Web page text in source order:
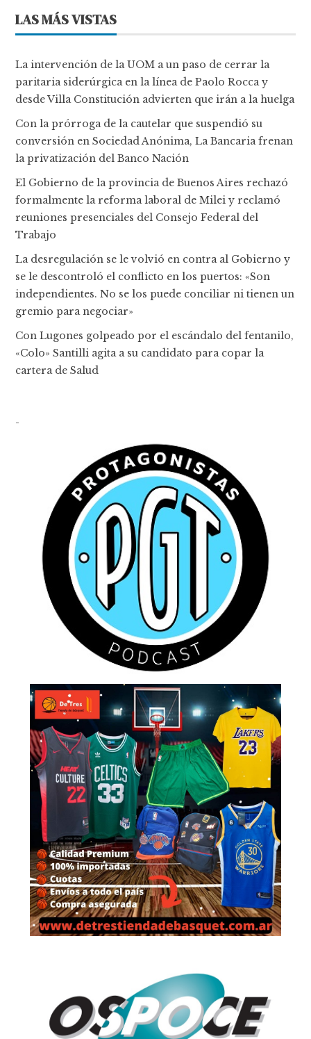
LAS MÁS VISTAS
La intervención de la UOM a un paso de cerrar la
paritaria siderúrgica en la línea de Paolo Rocca y
desde Villa Constitución advierten que irán a la huelga
Con la prórroga de la cautelar que suspendió su
conversión en Sociedad Anónima, La Bancaria frenan
la privatización del Banco Nación
El Gobierno de la provincia de Buenos Aires rechazó
formalmente la reforma laboral de Milei y reclamó
reuniones presenciales del Consejo Federal del
Trabajo
La desregulación se le volvió en contra al Gobierno y
se le descontroló el conflicto en los puertos: «Son
independientes. No se los puede conciliar ni tienen un
gremio para negociar»
Con Lugones golpeado por el escándalo del fentanilo,
«Colo» Santilli agita a su candidato para copar la
cartera de Salud
-